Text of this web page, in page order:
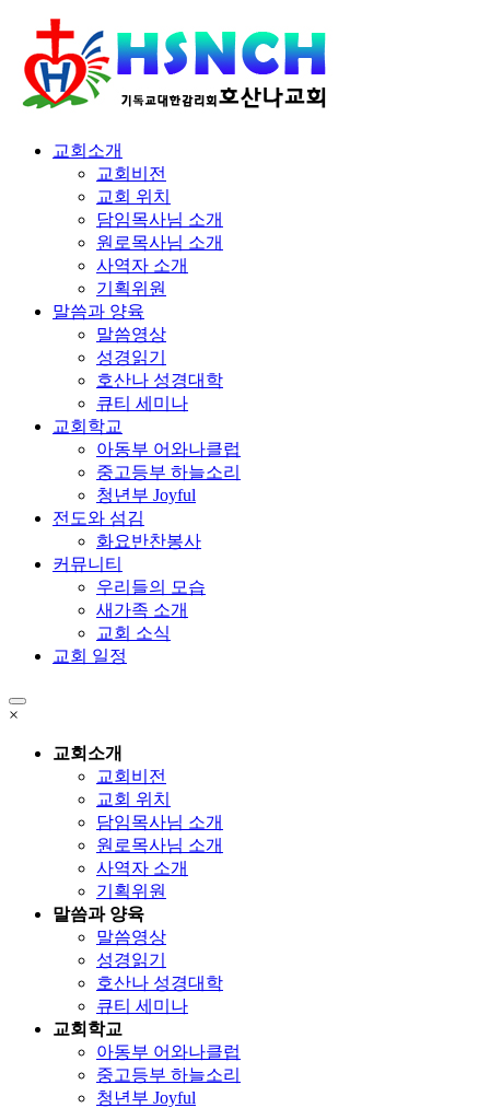
교회소개
교회비전
교회 위치
담임목사님 소개
원로목사님 소개
사역자 소개
기획위원
말씀과 양육
말씀영상
성경읽기
호산나 성경대학
큐티 세미나
교회학교
아동부 어와나클럽
중고등부 하늘소리
청년부 Joyful
전도와 섬김
화요반찬봉사
커뮤니티
우리들의 모습
새가족 소개
교회 소식
교회 일정
×
교회소개
교회비전
교회 위치
담임목사님 소개
원로목사님 소개
사역자 소개
기획위원
말씀과 양육
말씀영상
성경읽기
호산나 성경대학
큐티 세미나
교회학교
아동부 어와나클럽
중고등부 하늘소리
청년부 Joyful